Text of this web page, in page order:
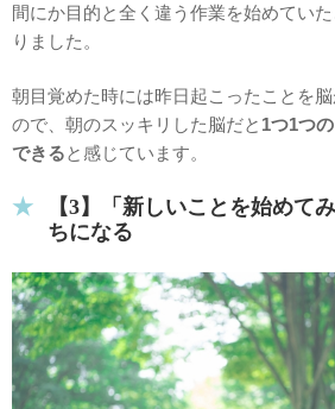
間にか目的と全く違う作業を始めてい
りました。
朝目覚めた時には昨日起こったことを
ので、朝のスッキリした脳だと 1つ1つ
できると感じています。
【3】「新しいことを始めて
ちになる